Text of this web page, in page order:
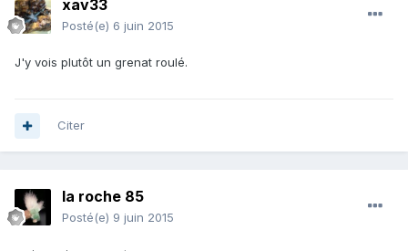
xav33
Posté(e) 6 juin 2015
J'y vois plutôt un grenat roulé.
Citer
la roche 85
Posté(e) 9 juin 2015